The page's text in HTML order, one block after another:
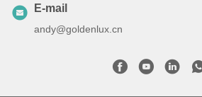
E-mail
andy@goldenlux.cn